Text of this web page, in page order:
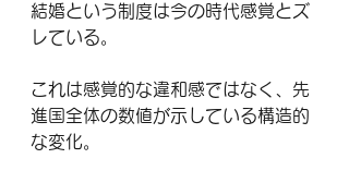
結婚という制度は今の時代感覚とズ
レている。
これは感覚的な違和感ではなく、先
進国全体の数値が示している構造的
な変化。